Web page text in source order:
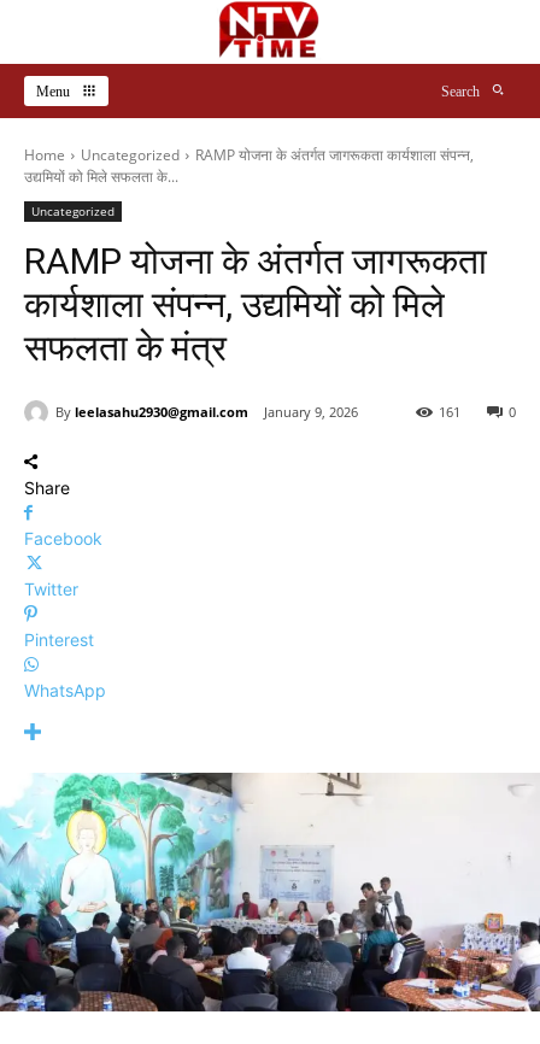
Menu Search
Home Uncategorized
RAMP योजना के अंतर्गत जागरूकता कार्यशाला संपन्न,
उद्यमियों को मिले सफलता के...
Uncategorized
RAMP योजना के अंतर्गत जागरूकता
कार्यशाला संपन्न, उद्यमियों को मिले
सफलता के मंत्र
By leelasahu2930@gmail.com January 9, 2026 0
161
Share
Facebook
Twitter
Pinterest
WhatsApp